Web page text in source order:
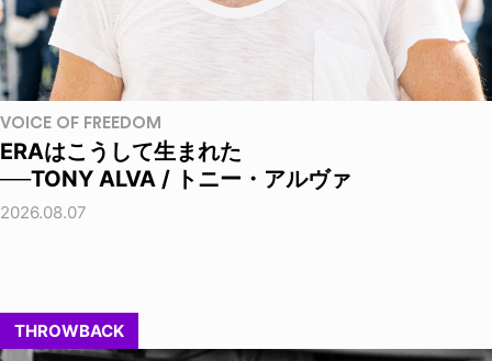
VOICE OF FREEDOM
ERAはこうして生まれた
──TONY ALVA / トニー・アルヴァ
2026.08.07
THROWBACK